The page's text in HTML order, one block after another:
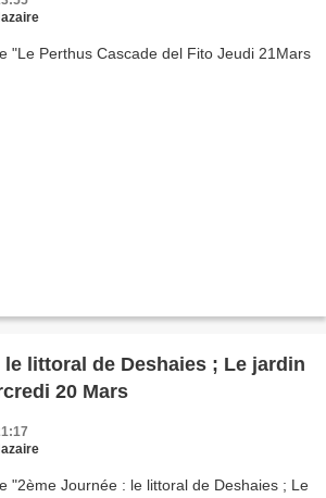
le littoral de Deshaies ; Le jardin
20 Mars